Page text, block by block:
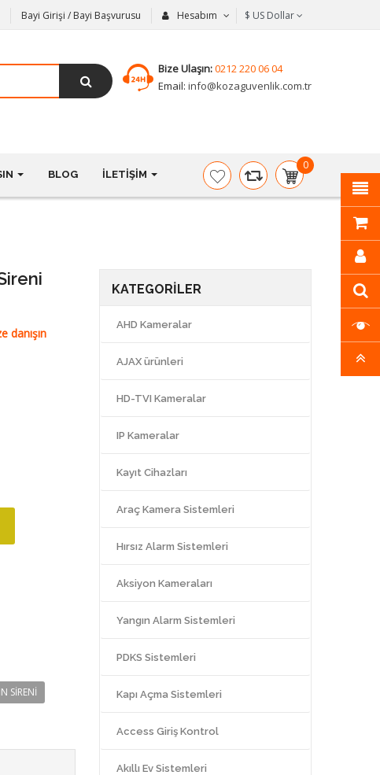
Bayi Girişi / Bayi Başvurusu Hesabım $ US Dollar
Bize Ulaşın:0212 220 06 04
Email: info@kozaguvenlik.com.tr
BLOG İLETIŞIM
0
item(s)
-
danışın
SIRENI
KATEGORILER
AHD Kameralar
AJAX ürünleri
HD-TVI Kameralar
IP Kameralar
Kayıt Cihazları
Araç Kamera Sistemleri
Hırsız Alarm Sistemleri
Aksiyon Kameraları
Yangın Alarm Sistemleri
PDKS Sistemleri
Kapı Açma Sistemleri
Access Giriş Kontrol
Akıllı Ev Sistemleri